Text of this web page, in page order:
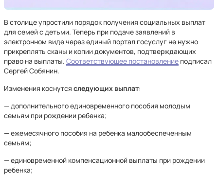
В столице упростили порядок получения социальных выплат
для семей с детьми. Теперь при подаче заявлений в
электронном виде через единый портал госуслуг не нужно
прикреплять сканы и копии документов, подтверждающих
право на выплаты. Соответствующее постановление подписал
Сергей Собянин.
Изменения коснутся следующих выплат:
— дополнительного единовременного пособия молодым
семьям при рождении ребенка;
— ежемесячного пособия на ребенка малообеспеченным
семьям;
— единовременной компенсационной выплаты при рождении
ребенка;